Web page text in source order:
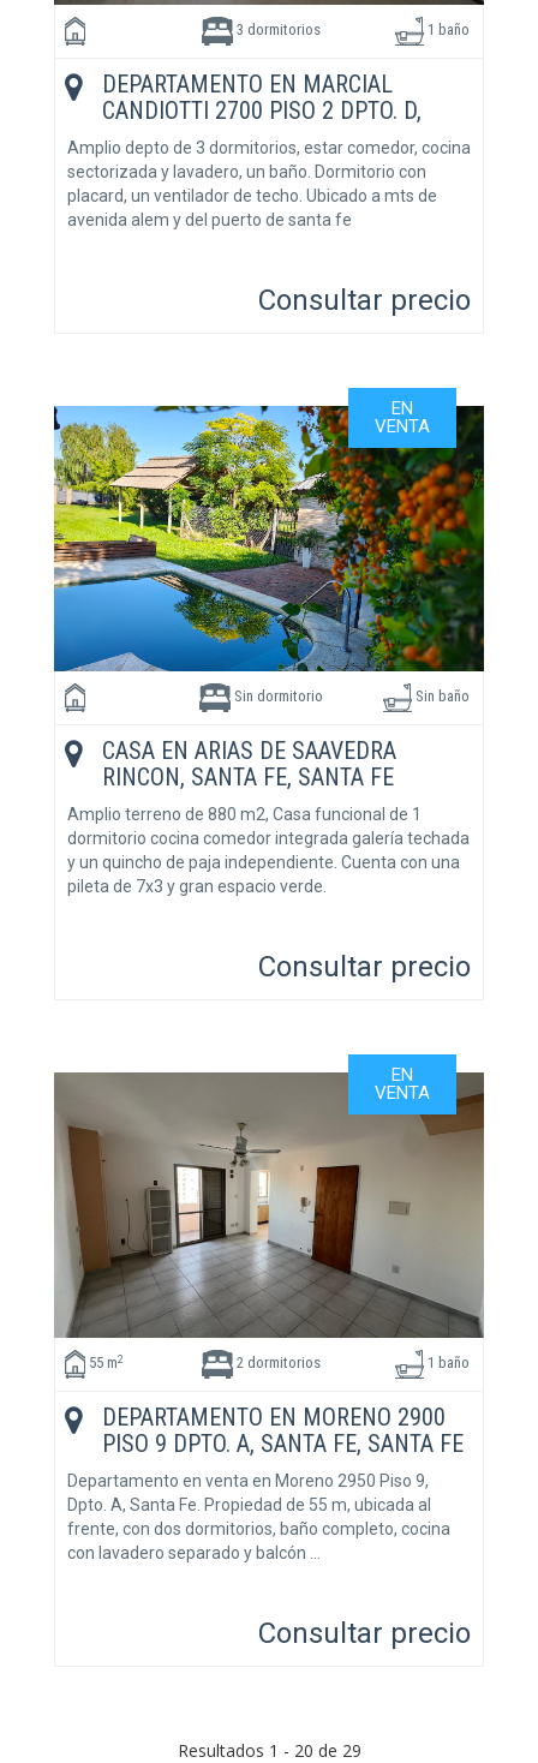
3 dormitorios 1 baño
DEPARTAMENTO EN MARCIAL
CANDIOTTI 2700 PISO 2 DPTO. D,
SANTA FE, SANTA FE
Amplio depto de 3 dormitorios, estar comedor, cocina
sectorizada y lavadero, un baño. Dormitorio con
placard, un ventilador de techo. Ubicado a mts de
avenida alem y del puerto de santa fe
Consultar precio
EN
VENTA
Sin dormitorio Sin baño
CASA EN ARIAS DE SAAVEDRA
RINCON, SANTA FE, SANTA FE
Amplio terreno de 880 m2, Casa funcional de 1
dormitorio cocina comedor integrada galería techada
y un quincho de paja independiente. Cuenta con una
pileta de 7x3 y gran espacio verde.
Consultar precio
EN
VENTA
55 m2 2 dormitorios 1 baño
DEPARTAMENTO EN MORENO 2900
PISO 9 DPTO. A, SANTA FE, SANTA FE
Departamento en venta en Moreno 2950 Piso 9,
Dpto. A, Santa Fe. Propiedad de 55 m, ubicada al
frente, con dos dormitorios, baño completo, cocina
con lavadero separado y balcón …
Consultar precio
Resultados 1 - 20 de 29